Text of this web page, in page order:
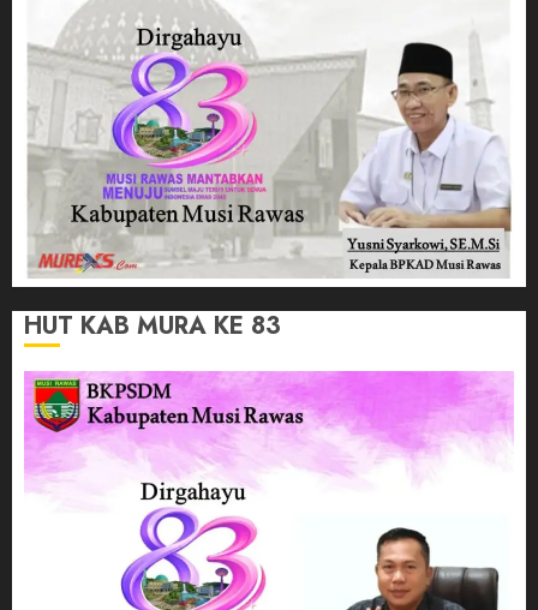
HUT KAB MURA KE 83